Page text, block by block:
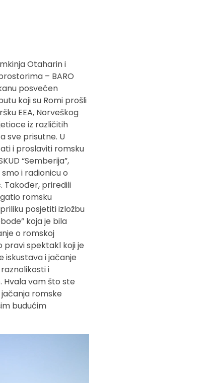
Otaharin i
– BARO
posvećen
koji su Romi prošli
EEA, Norveškog
iz različitih
sve prisutne. U
i proslaviti romsku
“Semberija”,
i radionicu o
Također, priredili
romsku
posjetiti izložbu
koja je bila
o romskoj
pravi spektakl koji je
iskustava i jačanje
i
Hvala vam što ste
jačanja romske
budućim